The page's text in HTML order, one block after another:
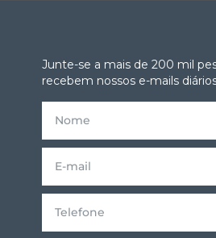
Junte-se a mais de 200 mil
recebem nossos e-mails